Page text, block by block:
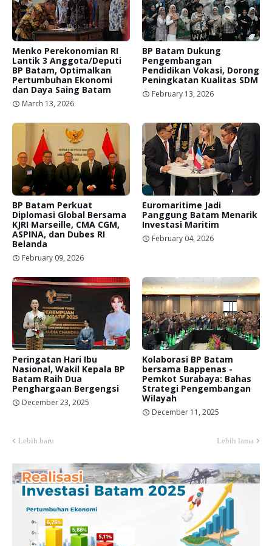
Menko Perekonomian RI
Lantik 3 Anggota/Deputi
BP Batam, Optimalkan
Pertumbuhan Ekonomi
dan Daya Saing Batam
March 13, 2026
BP Batam Dukung
Pengembangan
Pendidikan Vokasi, Dorong
Peningkatan Kualitas SDM
February 13, 2026
BP Batam Perkuat
Diplomasi Global Bersama
KJRI Marseille, CMA CGM,
ASPINA, dan Dubes RI
Belanda
February 09, 2026
Euromaritime Jadi
Panggung Batam Menarik
Investasi Maritim
February 04, 2026
Peringatan Hari Ibu
Nasional, Wakil Kepala BP
Batam Raih Dua
Penghargaan Bergengsi
December 23, 2025
Kolaborasi BP Batam
bersama Bappenas -
Pemkot Surabaya: Bahas
Strategi Pengembangan
Wilayah
December 11, 2025
Lebih baru Lebih lama